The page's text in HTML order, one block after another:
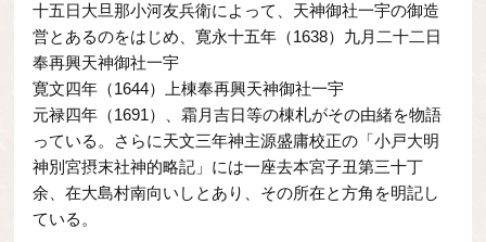
十五日大旦那小河友兵衛によって、天神御社一宇の御造
営とあるのをはじめ、寛永十五年（1638）九月二十二日
奉再興天神御社一宇
寛文四年（1644）上棟奉再興天神御社一宇
元禄四年（1691）、霜月吉日等の棟札がその由緒を物語
っている。さらに天文三年神主源盛庸校正の「小戸大明
神別宮摂末社神的略記」には一座去本宮子丑第三十丁
余、在大島村南向いしとあり、その所在と方角を明記し
ている。